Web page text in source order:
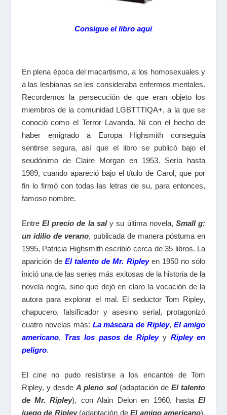
Consigue el libro aquí
En plena época del macartismo, a los homosexuales y
a las lesbianas se les consideraba enfermos mentales.
Recordemos la persecución de que eran objeto los
miembros de la comunidad LGBTTTIQA+, a la que se
conoció como el Terror Lavanda. Ni con el hecho de
haber emigrado a Europa Highsmith conseguía
sentirse segura, así que el libro se publicó bajo el
seudónimo de Claire Morgan en 1953. Sería hasta
1989, cuando apareció bajo el título de Carol, que por
fin lo firmó con todas las letras de su, para entonces,
famoso nombre.
Entre El precio de la saly su última novela,Small g:
un idilio de verano, publicada de manera póstuma en
1995, Patricia Highsmith escribió cerca de 35 libros. La
aparición de El talento de Mr. Ripleyen 1950 no sólo
inició una de las series más exitosas de la historia de la
novela negra, sino que dejó en claro la vocación de la
autora para explorar el mal. El seductor Tom Ripley,
chapucero, falsificador y asesino serial, protagonizó
cuatro novelas más: La máscara de Ripley,El amigo
americano, Tras los pasos de Ripleyy Ripley en
peligro.
El cine no pudo resistirse a los encantos de Tom
Ripley, y desdeA pleno sol (adaptación deEl talento
de Mr. Ripley), con Alain Delon en 1960, hastaEl
juego de Ripley(adaptación deEl amigo americano),